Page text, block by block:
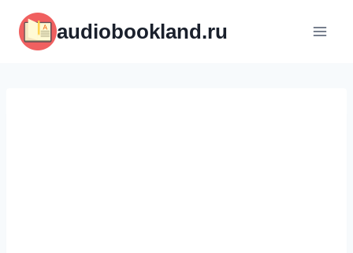
содержимому
audiobookland.ru